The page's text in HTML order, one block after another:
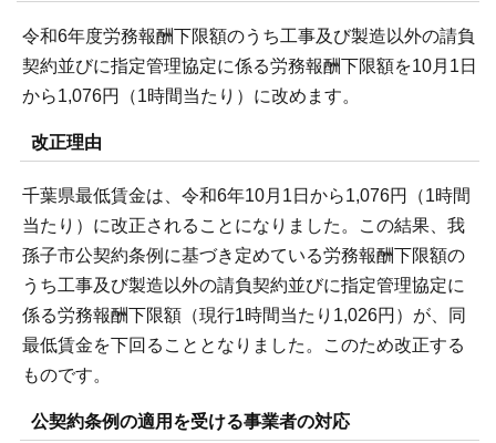
令和6年度労務報酬下限額のうち工事及び製造以外の請負
契約並びに指定管理協定に係る労務報酬下限額を10月1日
から1,076円（1時間当たり）に改めます。
改正理由
千葉県最低賃金は、令和6年10月1日から1,076円（1時間
当たり）に改正されることになりました。この結果、我
孫子市公契約条例に基づき定めている労務報酬下限額の
うち工事及び製造以外の請負契約並びに指定管理協定に
係る労務報酬下限額（現行1時間当たり1,026円）が、同
最低賃金を下回ることとなりました。このため改正する
ものです。
公契約条例の適用を受ける事業者の対応